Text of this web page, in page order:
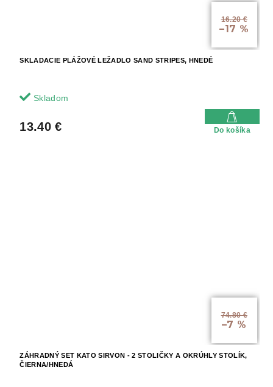
16.20 €
–17 %
SKLADACIE PLÁŽOVÉ LEŽADLO SAND STRIPES, HNEDÉ
Skladom
13.40 € Do košíka
74.80 €
–7 %
ZÁHRADNÝ SET KATO SIRVON - 2 STOLIČKY A OKRÚHLY STOLÍK,
ČIERNA/HNEDÁ